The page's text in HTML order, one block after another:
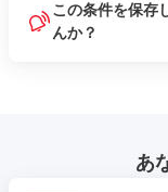
この条件を保存
んか？
あ